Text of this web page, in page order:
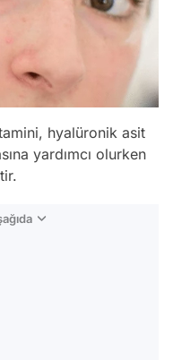
hyalüronik asit
yardımcı olurken